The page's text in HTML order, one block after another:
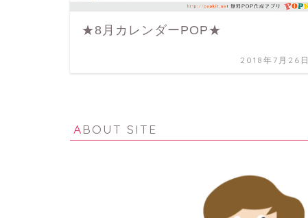
★8月カレンダーPOP★
2018年7月26日
ABOUT SITE